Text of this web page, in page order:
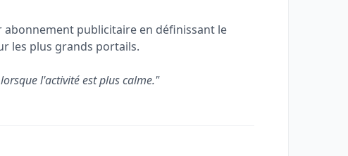
publicitaire en définissant le
les plus grands portails.
l'activité est plus calme."